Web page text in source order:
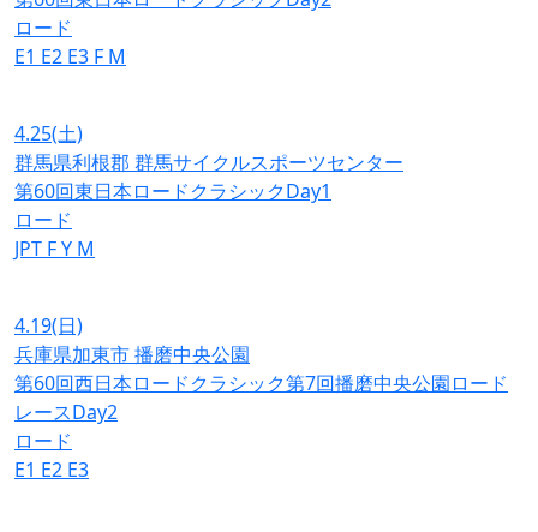
ロード
E1 E2 E3 F M
4.25(土)
群馬県利根郡 群馬サイクルスポーツセンター
第60回東日本ロードクラシックDay1
ロード
JPT FY M
4.19(日)
兵庫県加東市 播磨中央公園
第60回西日本ロードクラシック第7回播磨中央公園ロード
レースDay2
ロード
E1 E2 E3